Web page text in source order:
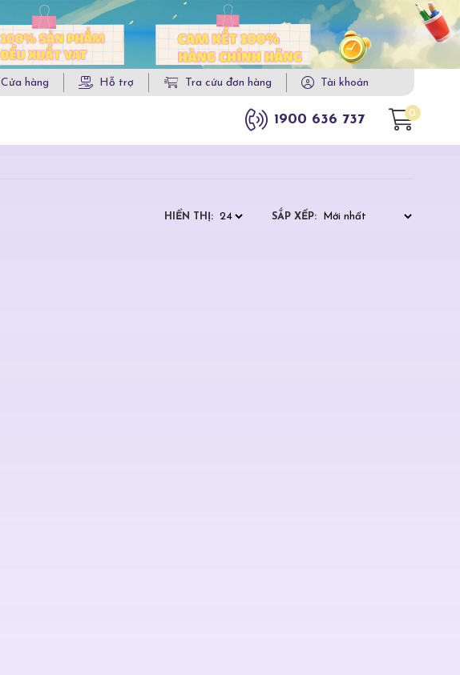
Cửa hàng Hỗ trợ Tra cứu đơn hàng Tài khoản
1900 636 737 0
HIỂN THỊ: SẮP XẾP: